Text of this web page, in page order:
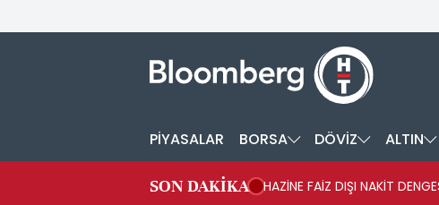
PİYASALAR BORSA DÖVİZ ALTIN
SON DAKİKA HAZİNE FAİZ DIŞI NAKİT